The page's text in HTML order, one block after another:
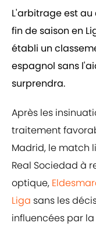
L'arbitrage est
fin de saison en
établi un
espagnol sans
surprendra.
Après les
traitement
Madrid, le match
Real Sociedad à
optique,
Liga sans les
influencées par la